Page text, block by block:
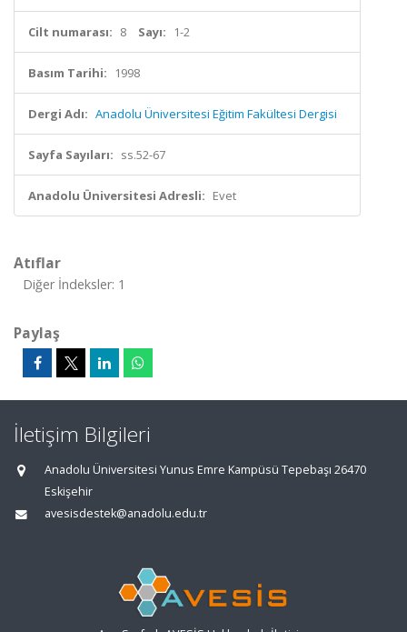
Cilt numarası: 8 Sayı: 1-2
Basım Tarihi: 1998
Dergi Adı: Anadolu Üniversitesi Eğitim Fakültesi Dergisi
Sayfa Sayıları: ss.52-67
Anadolu Üniversitesi Adresli: Evet
Atıflar
Diğer İndeksler: 1
Paylaş
İletişim Bilgileri
Anadolu Üniversitesi Yunus Emre Kampüsü Tepebaşı 26470
Eskişehir
avesisdestek@anadolu.edu.tr